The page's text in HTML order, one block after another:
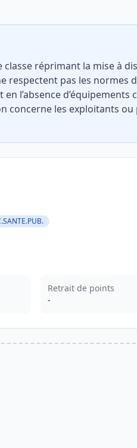
réprimant la mise à
pas les normes
l’absence d’équipements
concerne les exploitants
Retrait de points
-